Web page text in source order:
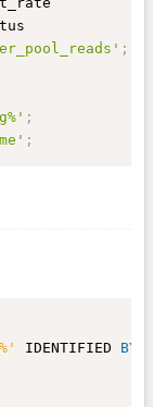
;
;
;
IDENTIFIED BY